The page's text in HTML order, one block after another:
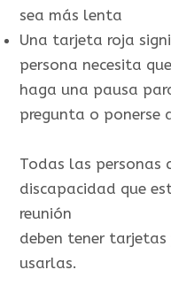
sea más lenta
Una tarjeta roja
persona necesita
haga una pausa
pregunta o ponerse
Todas las personas
discapacidad que
reunión
deben tener tarjetas
usarlas.